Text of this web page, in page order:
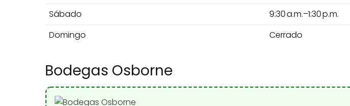
Sábado
9:30 a.m.–1:30 p.m.
Domingo
Cerrado
Bodegas Osborne